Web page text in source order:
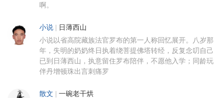
啊。
小说 日薄西山
小说以省高院藏族法官罗布的第一人称回忆展开。八岁那
年，失明的奶奶终日执着绕菩提佛塔转经，反复念叨自己
已到日薄西山，执意留住罗布陪伴，不愿他入学；同龄玩
伴丹增顿珠出言刺痛罗
散文 一碗老干烘